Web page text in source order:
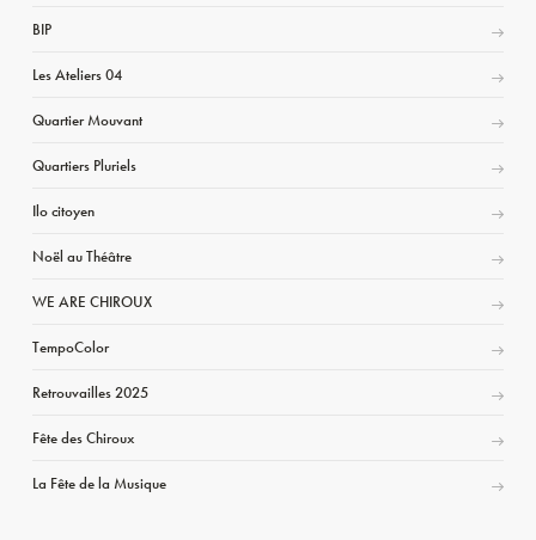
BIP
Les Ateliers 04
Quartier Mouvant
Quartiers Pluriels
Ilo citoyen
Noël au Théâtre
WE ARE CHIROUX
TempoColor
Retrouvailles 2025
Fête des Chiroux
La Fête de la Musique